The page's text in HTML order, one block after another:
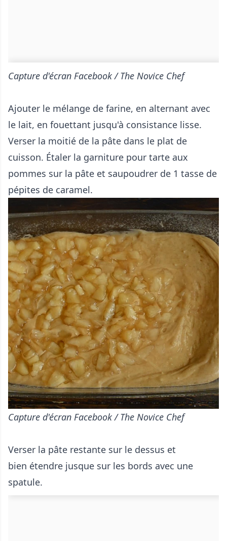
Capture d'écran Facebook / The Novice Chef
Ajouter le mélange de farine, en alternant avec
le lait, en fouettant jusqu'à consistance lisse.
Verser la moitié de la pâte dans le plat de
cuisson. Étaler la garniture pour tarte aux
pommes sur la pâte et saupoudrer de 1 tasse de
pépites de caramel.
Capture d'écran Facebook / The Novice Chef
Verser la pâte restante sur le dessus et
bien étendre jusque sur les bords avec une
spatule.